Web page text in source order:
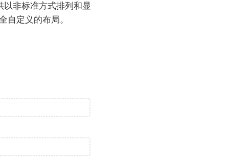
以非标准方式排列和显
自定义的布局。